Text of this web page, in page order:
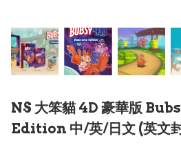
NS 大笨貓 4D 豪華版
Edition 中/英/日文 (英文